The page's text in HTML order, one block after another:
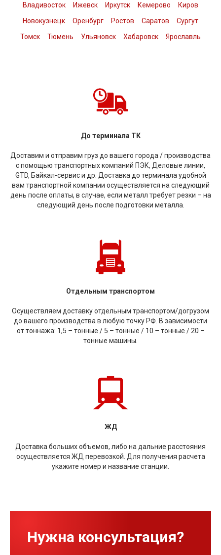
Владивосток
Ижевск Иркутск Кемерово
Киров
Новокузнецк
Оренбург Ростов Саратов
Сургут
Томск
Тюмень Ульяновск Хабаровск Ярославль
До терминала ТК
Доставим и отправим груз до вашего города / производства
с помощью транспортных компаний ПЭК, Деловые линии,
GTD, Байкал-сервис и др. Доставка до терминала удобной
вам транспортной компании осуществляется на следующий
день после оплаты, в случае, если металл требует резки – на
следующий день после подготовки металла.
Отдельным транспортом
Осуществляем доставку отдельным транспортом/догрузом
до вашего производства в любую точку РФ. В зависимости
от тоннажа: 1,5 – тонные / 5 – тонные / 10 – тонные / 20 –
тонные машины.
ЖД
Доставка больших объемов, либо на дальние расстояния
осуществляется ЖД перевозкой. Для получения расчета
укажите номер и название станции.
Нужна консультация?